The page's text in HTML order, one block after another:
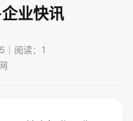
业快讯
阅读：1